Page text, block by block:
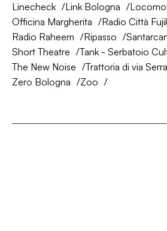
Linecheck
Link Bologna
Officina Margherita
Radio Città
Radio Raheem
Ripasso
Short Theatre
Tank - Serbatoio
The New Noise
Trattoria di via Serra
Zero Bologna
Zoo